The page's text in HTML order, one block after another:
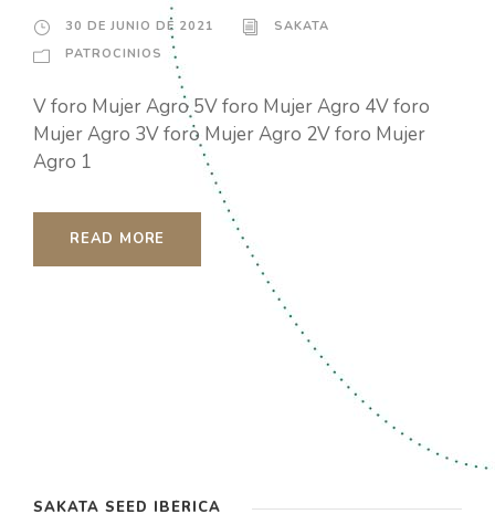
30 DE JUNIO DE 2021
SAKATA
PATROCINIOS
V foro Mujer Agro 5V foro Mujer Agro 4V foro
Mujer Agro 3V foro Mujer Agro 2V foro Mujer
Agro 1
READ MORE
SAKATA SEED IBÉRICA